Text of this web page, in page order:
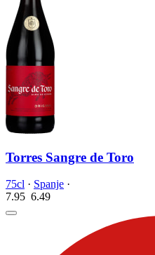
Torres Sangre de Toro
75cl · Spanje ·
7.95 6.49